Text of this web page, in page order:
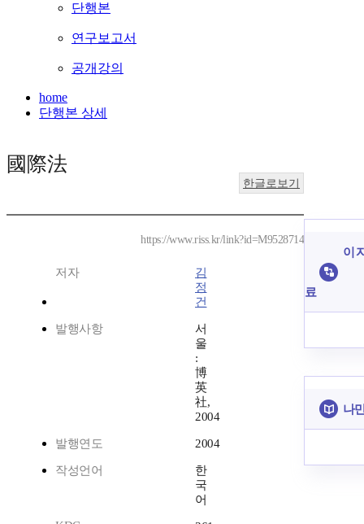
단행본
연구보고서
공개강의
home
단행본 상세
國際法
한글로보기
https://www.riss.kr/link?id=M9528714
저자
김
정
건
발행사항
서
울
:
博
英
社,
2004
발행연도 2004
작성언어
한
국
어
이
료
나